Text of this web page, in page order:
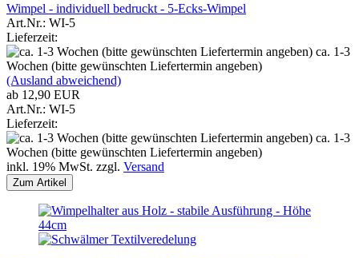
Wimpel - individuell bedruckt - 5-Ecks-Wimpel
Art.Nr.: WI-5
Lieferzeit:
ca. 1-3
Wochen (bitte gewünschten Liefertermin angeben)
(Ausland abweichend)
ab 12,90 EUR
Art.Nr.: WI-5
Lieferzeit:
ca. 1-3
Wochen (bitte gewünschten Liefertermin angeben)
inkl. 19% MwSt. zzgl. Versand
Zum Artikel